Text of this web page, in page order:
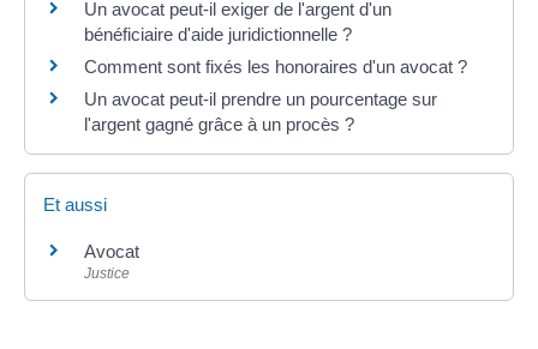
Un avocat peut-il exiger de l'argent d'un
bénéficiaire d'aide juridictionnelle ?
Comment sont fixés les honoraires d'un avocat ?
Un avocat peut-il prendre un pourcentage sur
l'argent gagné grâce à un procès ?
Et aussi
Avocat
Justice